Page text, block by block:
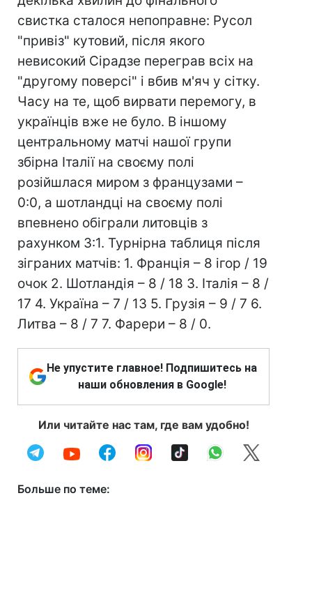
свистка сталося непоправне: Русол
"привіз" кутовий, після якого
невисокий Сірадзе переграв всіх на
"другому поверсі" і вбив м'яч у сітку.
Часу на те, щоб вирвати перемогу, в
українців вже не було. В іншому
центральному матчі нашої групи
збірна Італії на своєму полі
розійшлася миром з французами –
0:0, а шотландці на своєму полі
впевнено обіграли литовців з
рахунком 3:1. Турнірна таблиця після
зіграних матчів: 1. Франція – 8 ігор / 19
очок 2. Шотландія – 8 / 18 3. Італія – 8 /
17 4. Україна – 7 / 13 5. Грузія – 9 / 7 6.
Литва – 8 / 7 7. Фарери – 8 / 0.
Не упустите главное! Подпишитесь на
наши обновления в Google!
Или читайте нас там, где вам удобно!
Больше по теме: